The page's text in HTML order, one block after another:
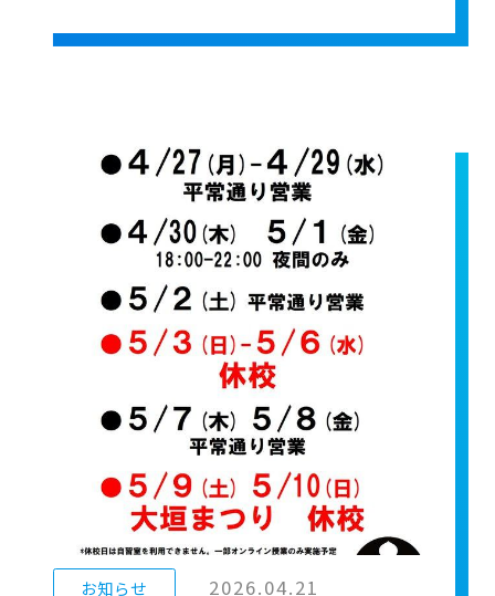
お知らせ 2026.04.21